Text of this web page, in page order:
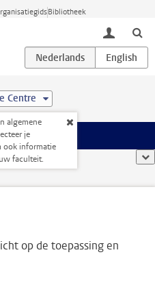
Bibliotheek
toggle
Centre
algemene
je
ook informatie
faculteit.
op de toepassing en